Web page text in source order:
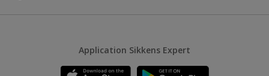
Application Sikkens Expert